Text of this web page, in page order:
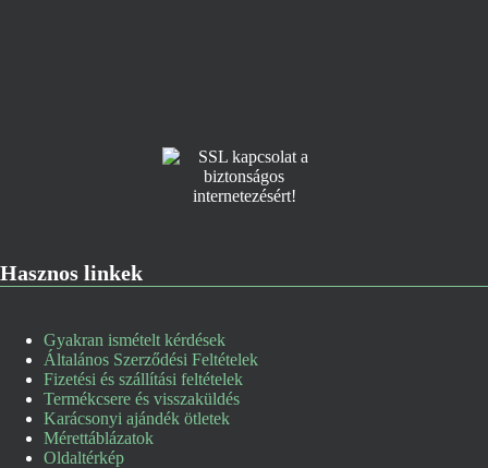
Hasznos linkek
Gyakran ismételt kérdések
Általános Szerződési Feltételek
Fizetési és szállítási feltételek
Termékcsere és visszaküldés
Karácsonyi ajándék ötletek
Mérettáblázatok
Oldaltérkép